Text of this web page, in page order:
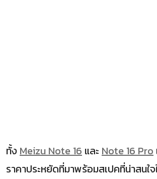
ทั้งMeizu Note 16 และ Note 16 Pro
ราคาประหยัดที่มาพร้อมสเปคที่น่าสนใ